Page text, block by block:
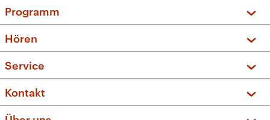
Programm
Sendungen und Podcasts
Musikliste
Kakadu – Das Kinderprogramm
Hören
Frequenzen (UKW + DAB+)
Service
FAQ
Apps
Kontakt